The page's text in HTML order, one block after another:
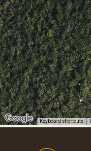
Keyboard shortcuts